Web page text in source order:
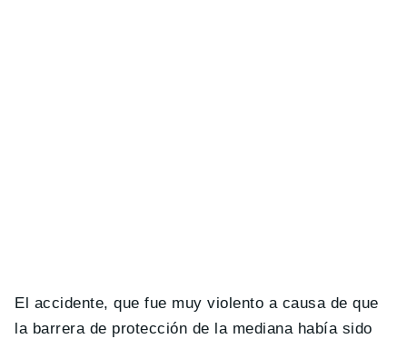
El accidente, que fue muy violento a causa de que
la barrera de protección de la mediana había sido